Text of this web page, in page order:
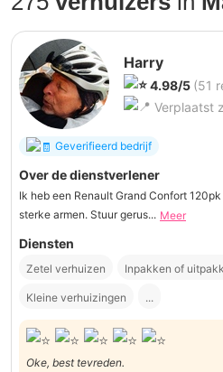
Harry
4.98/5 (51
Verplaatst
Geverifieerd bedrijf
Over de dienstverlener
Ik heb een Renault Grand Confort
sterke armen. Stuur gerus... Meer
Diensten
Zetel verhuizen Inpakken of
Kleine verhuizingen ...
Oke, best tevreden.